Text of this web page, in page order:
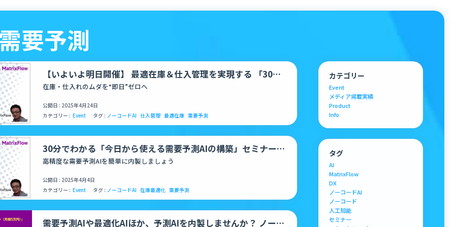
要予測
【いよいよ明日開催】 最適在庫＆仕入管理を実現する 「30分
でわかる！今日から使える需要予測 AI の構築と API 連…
在庫・仕入れのムダを“即日”ゼロへ
公開日 : 2025年4月24日
カテゴリー : Event タグ : ノーコードAI 仕入管理 最適在庫 需要予測
30分でわかる「今日から使える需要予測AIの構築」セミナー開
催のお知らせ
高精度な需要予測AIを簡単に内製しましょう
公開日 : 2025年4月4日
カテゴリー : Event タグ : ノーコードAI 在庫最適化 需要予測
需要予測AIや最適化AIほか、予測AIを内製しませんか？ ノーコ
カテゴリー
Event
メディア掲載実績
Product
Info
タグ
AI
MatrixFlow
DX
ノーコードAI
ノーコード
人工知能
セミナー